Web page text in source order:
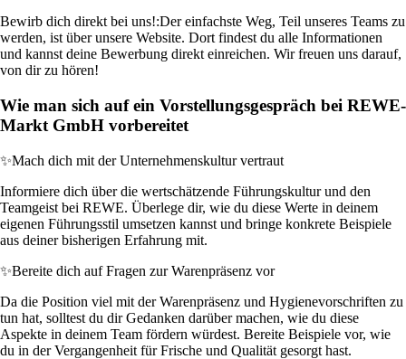
Bewirb dich direkt bei uns!:Der einfachste Weg, Teil unseres Teams zu
werden, ist über unsere Website. Dort findest du alle Informationen
und kannst deine Bewerbung direkt einreichen. Wir freuen uns darauf,
von dir zu hören!
Wie man sich auf ein Vorstellungsgespräch bei REWE-
Markt GmbH vorbereitet
✨Mach dich mit der Unternehmenskultur vertraut
Informiere dich über die wertschätzende Führungskultur und den
Teamgeist bei REWE. Überlege dir, wie du diese Werte in deinem
eigenen Führungsstil umsetzen kannst und bringe konkrete Beispiele
aus deiner bisherigen Erfahrung mit.
✨Bereite dich auf Fragen zur Warenpräsenz vor
Da die Position viel mit der Warenpräsenz und Hygienevorschriften zu
tun hat, solltest du dir Gedanken darüber machen, wie du diese
Aspekte in deinem Team fördern würdest. Bereite Beispiele vor, wie
du in der Vergangenheit für Frische und Qualität gesorgt hast.